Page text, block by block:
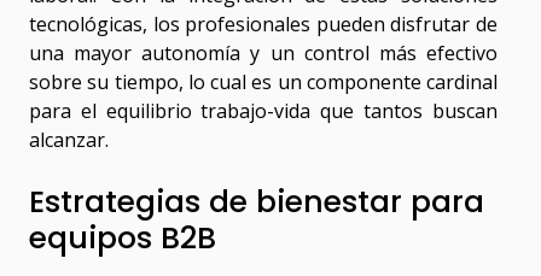
tecnológicas, los profesionales pueden disfrutar de
una mayor autonomía y un control más efectivo
sobre su tiempo, lo cual es un componente cardinal
para el equilibrio trabajo-vida que tantos buscan
alcanzar.
Estrategias de bienestar para
equipos B2B